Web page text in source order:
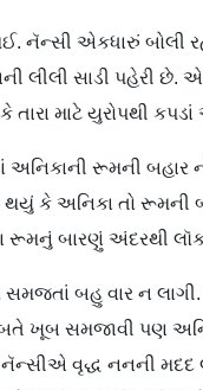
નૅન્સી એકધારું બોલી
લીલી સાડી પહેરી
તારા માટે યુરોપથી
રૂમની બહાર
થયું કે અનિકા તો રૂમની
રૂમનું બારણું અંદરથી
બહુ વાર ન
ખૂબ સમજાવી પણ
નૅન્સીએ વૃદ્ધ નનની મદદ